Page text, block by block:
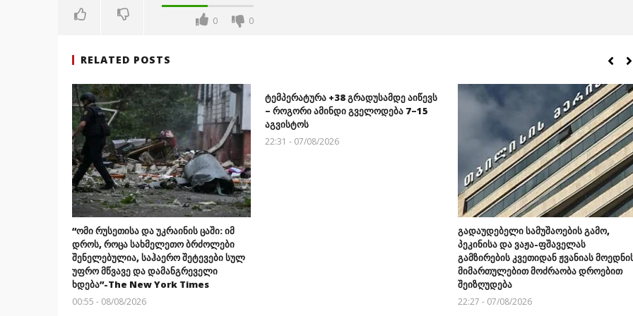
0 0
RELATED POSTS
“ომი რუსეთისა და უკრაინის ცაში: იმ
დროს, როცა სახმელეთო ბრძოლები
შენელებულია, საჰაერო შეტევები სულ
უფრო მწვავე და დამანგრეველი
ხდება”-The New York Times
00:55 - 08/08/2026
ტემპერატურა +38 გრადუსამდე აიწევს
– როგორი ამინდი გველოდება 7–15
აგვისტოს
22:31 - 07/08/2026
გადაუდებელი სამუშაოების გამო,
პეკინისა და ვაჟა-ფშაველას
გამზირების კვეთიდან ჟვანიას
მიმართულებით მოძრაობა დროებით
შეიზღუდება
22:27 - 07/08/2026